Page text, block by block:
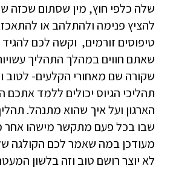
שלה כלפי חוץ, מין שסתום שכזה
להציץ פנימה ולהתלהב או
טיפוסים זורמים, וקשה לכם
שאתם חווים במהלך התהליך
שקורה שם מאחורי הקלעים- לטוב
תהליכי הגיוס יכולים ללמד
הארגון ועל איך שהוא מתנהל.
שבו בכל פעם מתקשר מישהו
מעודכן במה שאמר לכם הקולגה
לא יוצר רושם טוב וזה בלשון